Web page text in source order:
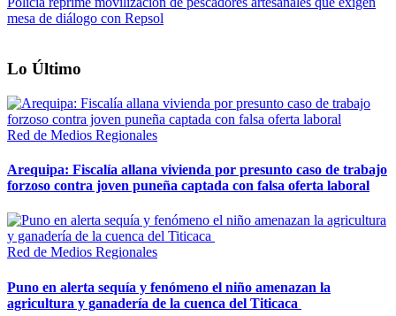
mesa de diálogo con Repsol
Lo Último
Red de Medios Regionales
Arequipa: Fiscalía allana vivienda por presunto caso de trabajo
forzoso contra joven puneña captada con falsa oferta laboral
Red de Medios Regionales
Puno en alerta sequía y fenómeno el niño amenazan la
agricultura y ganadería de la cuenca del Titicaca